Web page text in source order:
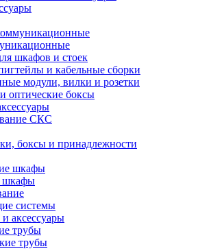
шкафов и стоек
и кабельные сборки
модули, вилки и розетки
оптические боксы
СКС
боксы и принадлежности
шкафы
шкафы
системы
аксессуары
трубы
трубы